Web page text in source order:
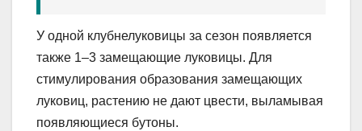
У одной клубнелуковицы за сезон появляется
также 1–3 замещающие луковицы. Для
стимулирования образования замещающих
луковиц, растению не дают цвести, выламывая
появляющиеся бутоны.